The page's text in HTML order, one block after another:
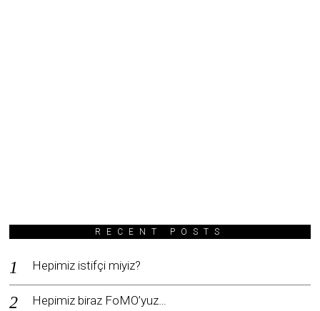
RECENT POSTS
Hepimiz istifçi miyiz?
Hepimiz biraz FoMO’yuz…